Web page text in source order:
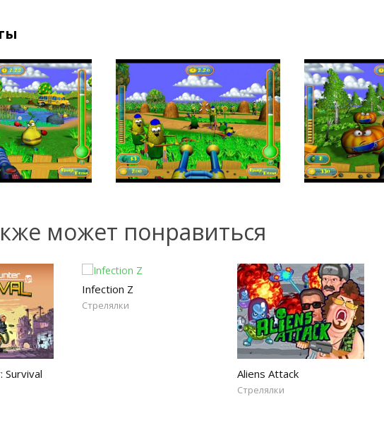
может понравиться
Survival
Infection Z
Стрелялки
Aliens Attack
Стрелялки